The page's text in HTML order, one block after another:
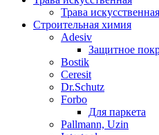
Трава
Строительная химия
Adesiv
Защитное
Bostik
Ceresit
Dr.Schutz
Forbo
Для паркета
Pallmann, Uzin